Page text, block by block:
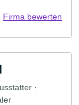
Firma bewerten
·